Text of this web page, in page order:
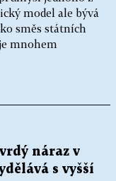
model ale bývá
směs státních
mnohem
náraz v
s vyšší